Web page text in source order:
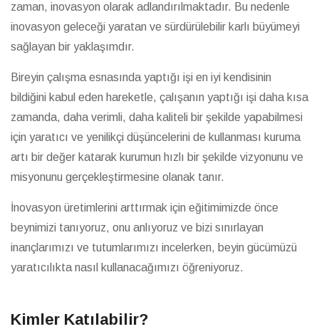
zaman, inovasyon olarak adlandırılmaktadır. Bu nedenle
inovasyon geleceği yaratan ve sürdürülebilir karlı büyümeyi
sağlayan bir yaklaşımdır.
Bireyin çalışma esnasında yaptığı işi en iyi kendisinin
bildiğini kabul eden hareketle, çalışanın yaptığı işi daha kısa
zamanda, daha verimli, daha kaliteli bir şekilde yapabilmesi
için yaratıcı ve yenilikçi düşüncelerini de kullanması kuruma
artı bir değer katarak kurumun hızlı bir şekilde vizyonunu ve
misyonunu gerçekleştirmesine olanak tanır.
İnovasyon üretimlerini arttırmak için eğitimimizde önce
beynimizi tanıyoruz, onu anlıyoruz ve bizi sınırlayan
inançlarımızı ve tutumlarımızı incelerken, beyin gücümüzü
yaratıcılıkta nasıl kullanacağımızı öğreniyoruz.
Kimler Katılabilir?